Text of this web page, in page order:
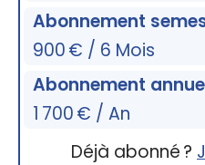
Abonnement
900 € / 6 Mois
Abonnement
1 700 € / An
Déjà abonné ?